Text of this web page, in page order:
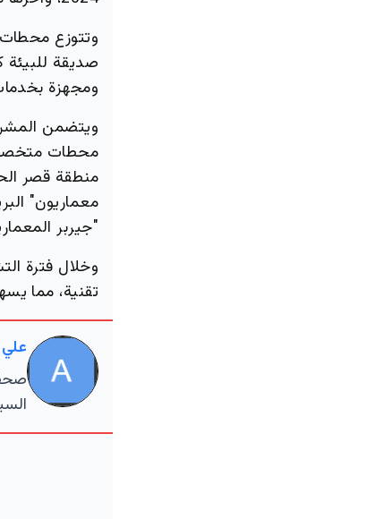
ومجهزة
ويتضمن
محطات
منطقة قصر
معماريون"
"جيربر
تقنية، مما